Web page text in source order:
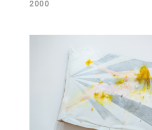
2000